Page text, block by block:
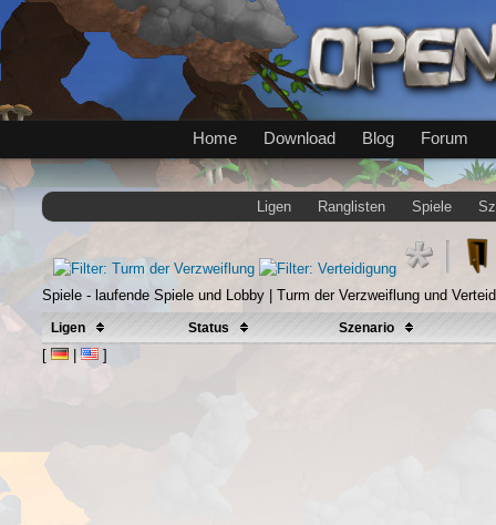
Home Download Blog Forum
Ligen Ranglisten Spiele
Spiele - laufende Spiele und Lobby | Turm der Verzweiflung und
Ligen Status Szenario
[ | ]